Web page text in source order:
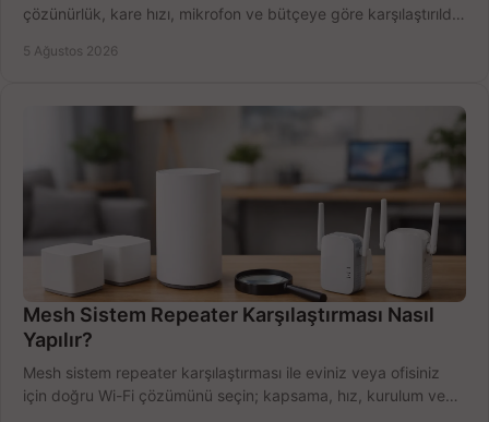
çözünürlük, kare hızı, mikrofon ve bütçeye göre karşılaştırıldı.
5 Ağustos 2026
Mesh Sistem Repeater Karşılaştırması Nasıl
Yapılır?
Mesh sistem repeater karşılaştırması ile eviniz veya ofisiniz
için doğru Wi-Fi çözümünü seçin; kapsama, hız, kurulum ve